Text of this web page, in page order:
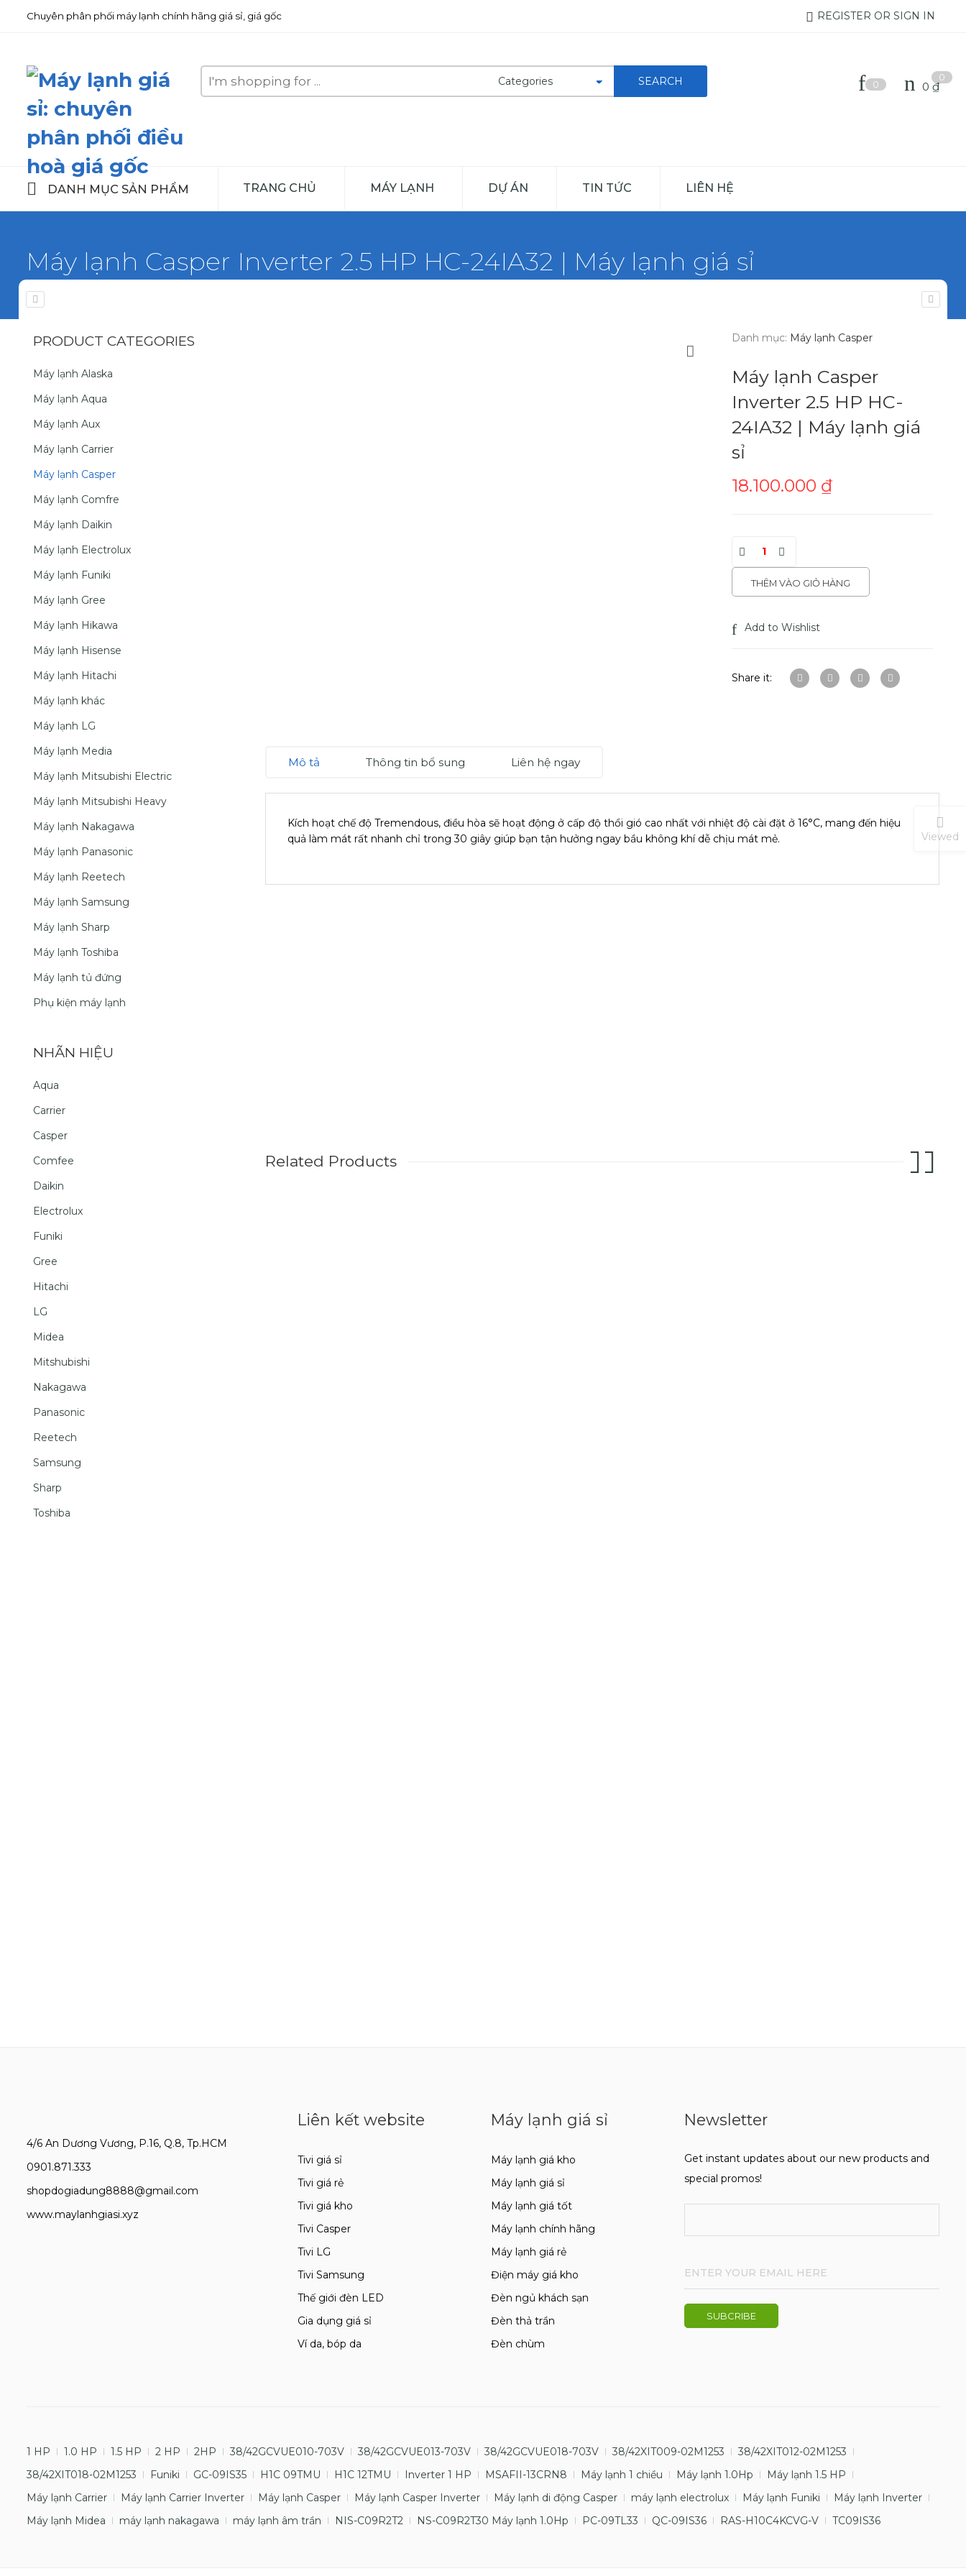
Chuyên phân phối máy lạnh chính hãng giá sỉ, giá gốc REGISTER OR SIGN IN
Search
here
0
0
0₫
DANH MỤC SẢN PHẨM TRANG CHỦ MÁY LẠNH DỰ ÁN TIN TỨC LIÊN HỆ
Máy lạnh Casper Inverter 2.5 HP HC-24IA32 | Máy lạnh giá sỉ
Home
Danh mục: Máy lạnh Casper
Máy lạnh Casper
Inverter 2.5 HP HC-
24IA32 | Máy lạnh giá
sỉ
18.100.000 ₫
THÊM VÀO GIỎ HÀNG
Add to Wishlist
Share it:
Mô tả Thông tin bổ sung Liên hệ ngay
Kích hoạt chế độ Tremendous, điều hòa sẽ hoạt động ở cấp độ thổi gió cao nhất với nhiệt độ cài đặt ở 16°C, mang đến hiệu
quả làm mát rất nhanh chỉ trong 30 giây giúp bạn tận hưởng ngay bầu không khí dễ chịu mát mẻ.
Related Products
PRODUCT CATEGORIES
Máy lạnh Alaska
Máy lạnh Aqua
Máy lạnh Aux
Máy lạnh Carrier
Máy lạnh Casper
Máy lạnh Comfre
Máy lạnh Daikin
Máy lạnh Electrolux
Máy lạnh Funiki
Máy lạnh Gree
Máy lạnh Hikawa
Máy lạnh Hisense
Máy lạnh Hitachi
Máy lạnh khác
Máy lạnh LG
Máy lạnh Media
Máy lạnh Mitsubishi Electric
Máy lạnh Mitsubishi Heavy
Máy lạnh Nakagawa
Máy lạnh Panasonic
Máy lạnh Reetech
Máy lạnh Samsung
Máy lạnh Sharp
Máy lạnh Toshiba
Máy lạnh tủ đứng
Phụ kiện máy lạnh
NHÃN HIỆU
Aqua
Carrier
Casper
Comfee
Daikin
Electrolux
Funiki
Gree
Hitachi
LG
Midea
Mitshubishi
Nakagawa
Panasonic
Reetech
Samsung
Sharp
Toshiba
4/6 An Dương Vương, P.16, Q.8, Tp.HCM
0901.871.333
shopdogiadung8888@gmail.com
www.maylanhgiasi.xyz
Liên kết website
Tivi giá sỉ
Tivi giá rẻ
Tivi giá kho
Tivi Casper
Tivi LG
Tivi Samsung
Thế giới đèn LED
Gia dụng giá sỉ
Ví da, bóp da
Máy lạnh giá sỉ
Máy lạnh giá kho
Máy lạnh giá sỉ
Máy lạnh giá tốt
Máy lạnh chính hãng
Máy lạnh giá rẻ
Điện máy giá kho
Đèn ngủ khách sạn
Đèn thả trần
Đèn chùm
Newsletter
Get instant updates about our new products and
special promos!
1 HP 1.0 HP 1.5 HP 2 HP 2HP 38/42GCVUE010-703V 38/42GCVUE013-703V 38/42GCVUE018-703V 38/42XIT009-02M1253
38/42XIT012-02M1253
38/42XIT018-02M1253
Funiki GC-09IS35 H1C 09TMU H1C 12TMU Inverter 1 HP MSAFII-13CRN8 Máy lạnh 1 chiều Máy lạnh 1.0Hp
Máy lạnh 1.5 HP
Máy lạnh Carrier
Máy lạnh Carrier Inverter Máy lạnh Casper Máy lạnh Casper Inverter Máy lạnh di động Casper máy lạnh electrolux Máy lạnh Funiki
Máy lạnh Inverter
Máy lạnh Midea
máy lạnh nakagawa máy lạnh âm trần NIS-C09R2T2 NS-C09R2T30 Máy lạnh 1.0Hp PC-09TL33 QC-09IS36 RAS-H10C4KCVG-V TC09IS36
Viewed